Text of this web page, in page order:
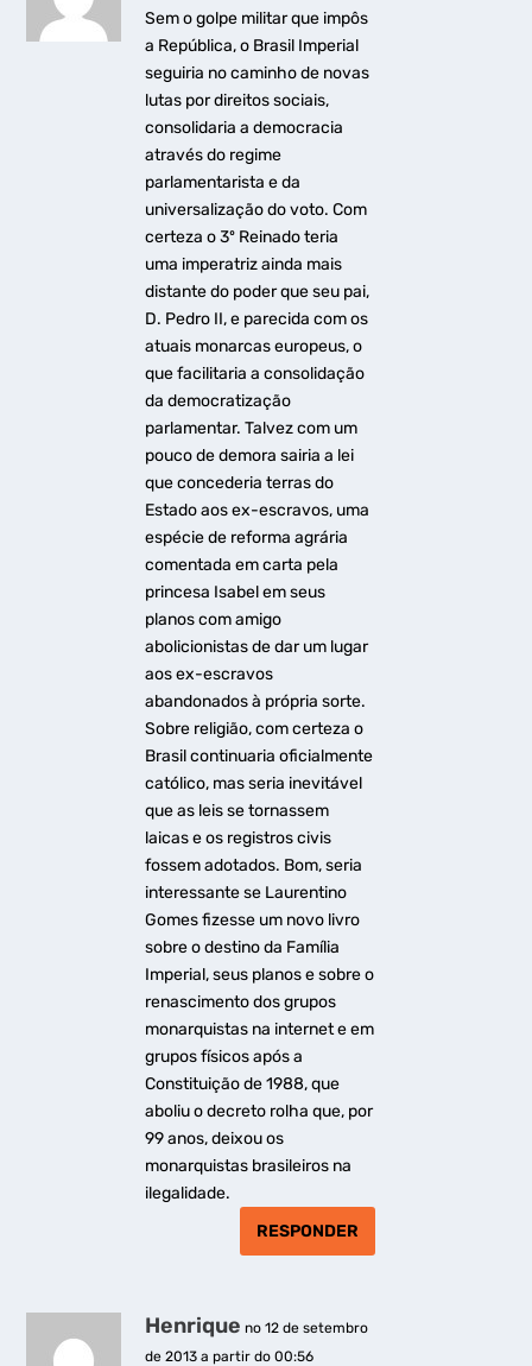
Sem o golpe militar que impôs
a República, o Brasil Imperial
seguiria no caminho de novas
lutas por direitos sociais,
consolidaria a democracia
através do regime
parlamentarista e da
universalização do voto. Com
certeza o 3º Reinado teria
uma imperatriz ainda mais
distante do poder que seu pai,
D. Pedro II, e parecida com os
atuais monarcas europeus, o
que facilitaria a consolidação
da democratização
parlamentar. Talvez com um
pouco de demora sairia a lei
que concederia terras do
Estado aos ex-escravos, uma
espécie de reforma agrária
comentada em carta pela
princesa Isabel em seus
planos com amigo
abolicionistas de dar um lugar
aos ex-escravos
abandonados à própria sorte.
Sobre religião, com certeza o
Brasil continuaria oficialmente
católico, mas seria inevitável
que as leis se tornassem
laicas e os registros civis
fossem adotados. Bom, seria
interessante se Laurentino
Gomes fizesse um novo livro
sobre o destino da Família
Imperial, seus planos e sobre o
renascimento dos grupos
monarquistas na internet e em
grupos físicos após a
Constituição de 1988, que
aboliu o decreto rolha que, por
99 anos, deixou os
monarquistas brasileiros na
ilegalidade.
RESPONDER
Henrique no 12 de setembro
de 2013 a partir do 00:56